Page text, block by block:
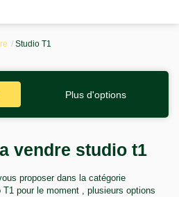
Studio T1
Plus d'options
vendre studio t1
proposer dans la catégorie
pour le moment , plusieurs options